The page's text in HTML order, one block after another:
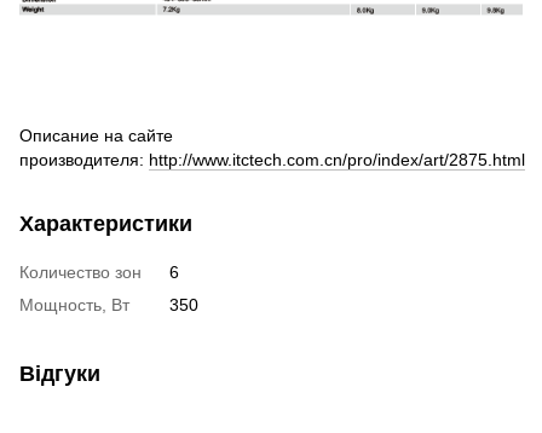
Описание на сайте
производителя: http://www.itctech.com.cn/pro/index/art/2875.html
Характеристики
Количество зон
6
Мощность, Вт
350
Відгуки